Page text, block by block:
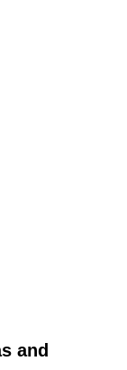
and